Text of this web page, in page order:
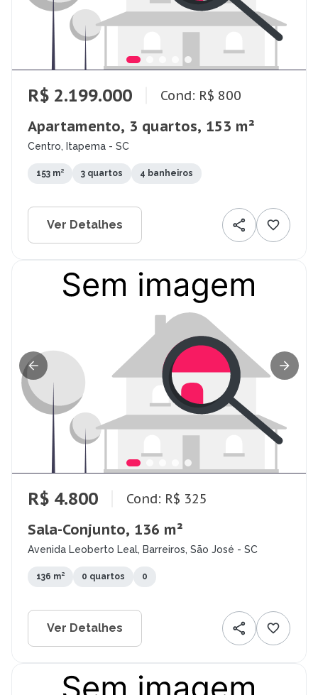
R$ 2.199.000 Cond: R$ 800
Apartamento, 3 quartos, 153 m²
Centro, Itapema - SC
153 m² 3 quartos 4 banheiros
Ver Detalhes
R$ 4.800 Cond: R$ 325
Sala-Conjunto, 136 m²
Avenida Leoberto Leal, Barreiros, São José - SC
136 m² 0 quartos 0
Ver Detalhes